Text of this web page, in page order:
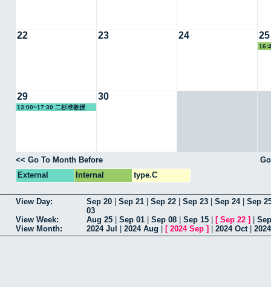
22 23 24 25
29
13:00~17:30 二杉准教授
30
<< Go To Month Before
External
Internal type.C
View Day: Sep 20 Sep 21 Sep 22 Sep 23 Sep 24| Sep
03
View Week:
Aug 25 Sep 01 Sep 08 Sep 15 [ Sep 22 ]
View Month:
2024 Jul 2024 Aug [ 2024 Sep ] 2024 Oct